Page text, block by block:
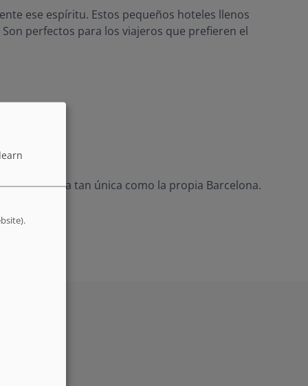
ese espíritu. Estos pequeños hoteles llenos
perfectos para los viajeros que prefieren el
estancia tan única como la propia Barcelona.